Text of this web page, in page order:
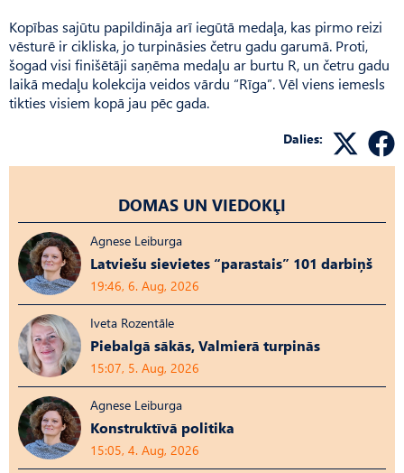
Kopības sajūtu papildināja arī iegūtā medaļa, kas pirmo reizi
vēsturē ir cikliska, jo turpināsies četru gadu garumā. Proti,
šogad visi finišētāji saņēma medaļu ar burtu R, un četru gadu
laikā medaļu kolekcija veidos vārdu “Rīga”. Vēl viens iemesls
tikties visiem kopā jau pēc gada.
Dalies:
DOMAS UN VIEDOKĻI
Agnese Leiburga
Latviešu sievietes “parastais” 101 darbiņš
19:46, 6. Aug, 2026
Iveta Rozentāle
Piebalgā sākās, Valmierā turpinās
15:07, 5. Aug, 2026
Agnese Leiburga
Konstruktīvā politika
15:05, 4. Aug, 2026